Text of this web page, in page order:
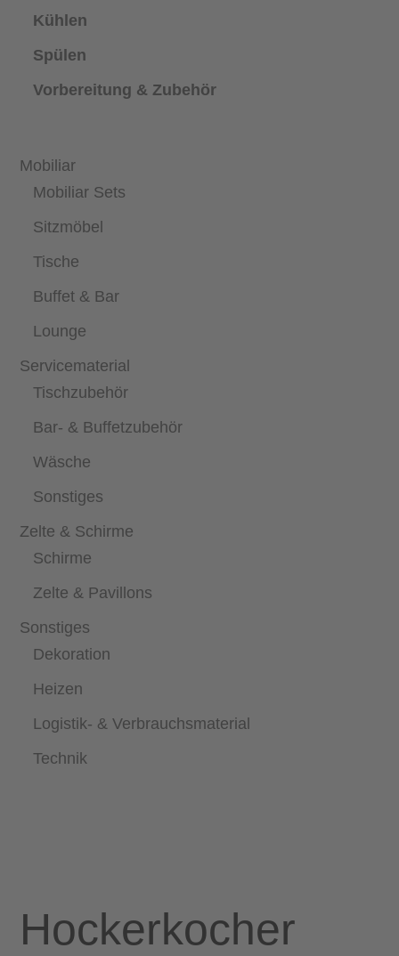
Kühlen
Spülen
Vorbereitung & Zubehör
Mobiliar
Mobiliar Sets
Sitzmöbel
Tische
Buffet & Bar
Lounge
Servicematerial
Tischzubehör
Bar- & Buffetzubehör
Wäsche
Sonstiges
Zelte & Schirme
Schirme
Zelte & Pavillons
Sonstiges
Dekoration
Heizen
Logistik- & Verbrauchsmaterial
Technik
Hockerkocher